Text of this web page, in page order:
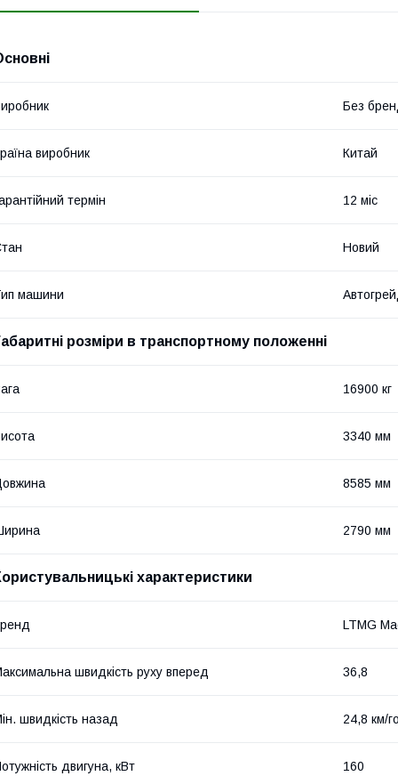
Без
виробник Китай
термін 12 міс
Новий
машини
розміри в транспортному положенні
16900 кг
3340 мм
8585 мм
2790 мм
характеристики
LTMG
швидкість руху вперед 36,8
швидкість назад 24,8 км/
двигуна, кВт 160